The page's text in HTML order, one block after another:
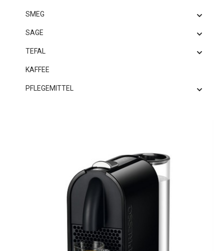
SMEG
SAGE
TEFAL
KAFFEE
PFLEGEMITTEL